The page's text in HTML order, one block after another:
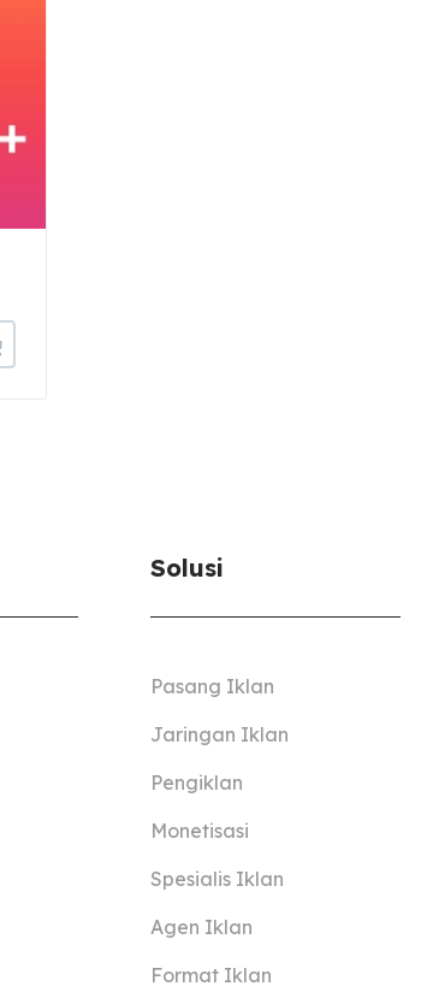
Solusi
Pasang Iklan
Jaringan Iklan
Pengiklan
Monetisasi
Spesialis Iklan
Agen Iklan
Format Iklan